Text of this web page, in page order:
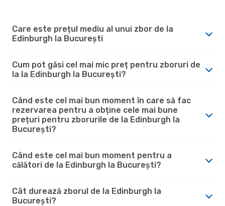
Care este prețul mediu al unui zbor de la
Edinburgh la București
Cum pot găsi cel mai mic preț pentru zboruri de
la la Edinburgh la București?
Când este cel mai bun moment în care să fac
rezervarea pentru a obține cele mai bune
prețuri pentru zborurile de la Edinburgh la
București?
Când este cel mai bun moment pentru a
călători de la Edinburgh la București?
Cât durează zborul de la Edinburgh la
București?